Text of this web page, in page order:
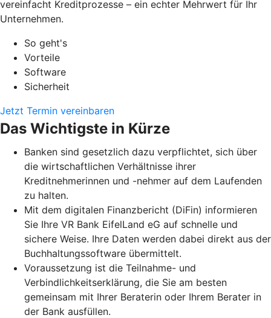
vereinfacht Kreditprozesse – ein echter Mehrwert für Ihr
Unternehmen.
So geht's
Vorteile
Software
Sicherheit
Jetzt Termin vereinbaren
Das Wichtigste in Kürze
Banken sind gesetzlich dazu verpflichtet, sich über
die wirtschaftlichen Verhältnisse ihrer
Kreditnehmerinnen und -nehmer auf dem Laufenden
zu halten.
Mit dem digitalen Finanzbericht (DiFin) informieren
Sie Ihre VR Bank EifelLand eG auf schnelle und
sichere Weise. Ihre Daten werden dabei direkt aus der
Buchhaltungssoftware übermittelt.
Voraussetzung ist die Teilnahme- und
Verbindlichkeitserklärung, die Sie am besten
gemeinsam mit Ihrer Beraterin oder Ihrem Berater in
der Bank ausfüllen.